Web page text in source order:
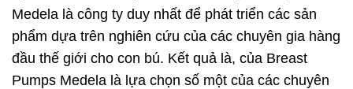
Medela là công ty duy nhất để phát triển các sản
phẩm dựa trên nghiên cứu của các chuyên gia hàng
đầu thế giới cho con bú. Kết quả là, của Breast
Pumps Medela là lựa chọn số một của các chuyên